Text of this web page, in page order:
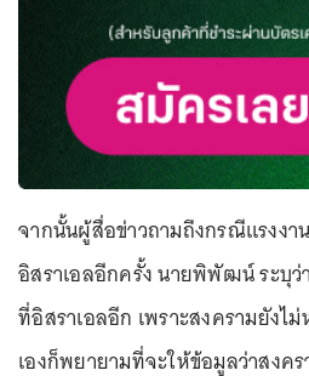
จากนั้นผู้สื่อข่าวถามถึงกรณีแรงง
อิสราเอลอีกครั้ง นายพิพัฒน์ ระบุว่
ที่อิสราเอลอีก เพราะสงครามยังไ
เองก็พยายามที่จะให้ข้อมูลว่าสงค